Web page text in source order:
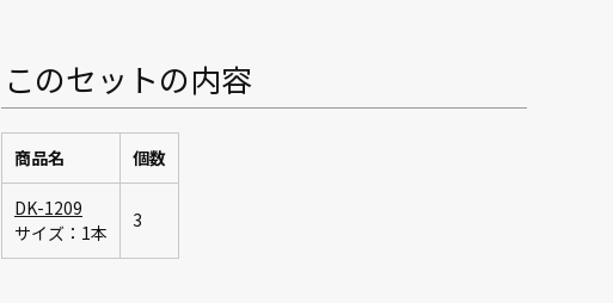
このセットの内容
商品名 個数
DK-1209
サイズ：1本
3